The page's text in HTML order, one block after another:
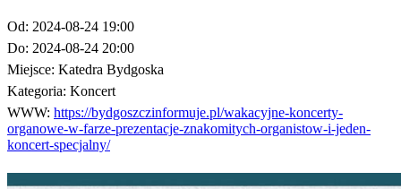
Od: 2024-08-24 19:00
Do: 2024-08-24 20:00
Miejsce: Katedra Bydgoska
Kategoria: Koncert
WWW: https://bydgoszczinformuje.pl/wakacyjne-koncerty-
organowe-w-farze-prezentacje-znakomitych-organistow-i-jeden-
koncert-specjalny/